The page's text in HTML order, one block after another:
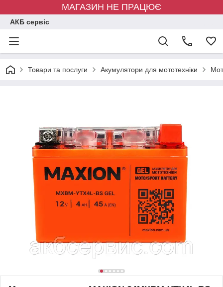
МАГАЗИН НЕ ПРАЦЮЄ
АКБ сервіс
Товари та послуги Акумулятори для мототехніки